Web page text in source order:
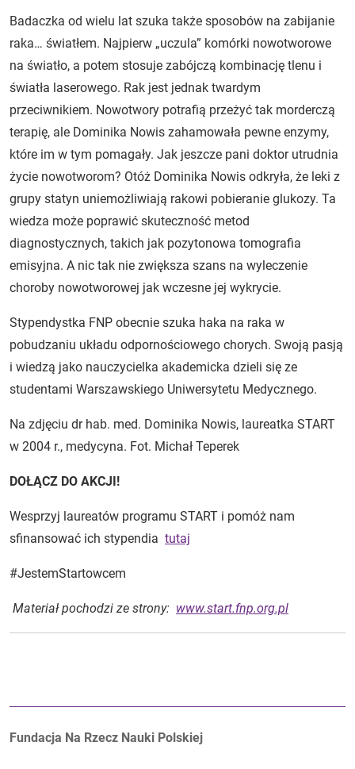
Badaczka od wielu lat szuka także sposobów na zabijanie
raka… światłem. Najpierw „uczula” komórki nowotworowe
na światło, a potem stosuje zabójczą kombinację tlenu i
światła laserowego. Rak jest jednak twardym
przeciwnikiem. Nowotwory potrafią przeżyć tak morderczą
terapię, ale Dominika Nowis zahamowała pewne enzymy,
które im w tym pomagały. Jak jeszcze pani doktor utrudnia
życie nowotworom? Otóż Dominika Nowis odkryła, że leki z
grupy statyn uniemożliwiają rakowi pobieranie glukozy. Ta
wiedza może poprawić skuteczność metod
diagnostycznych, takich jak pozytonowa tomografia
emisyjna. A nic tak nie zwiększa szans na wyleczenie
choroby nowotworowej jak wczesne jej wykrycie.
Stypendystka FNP obecnie szuka haka na raka w
pobudzaniu układu odpornościowego chorych. Swoją pasją
i wiedzą jako nauczycielka akademicka dzieli się ze
studentami Warszawskiego Uniwersytetu Medycznego.
Na zdjęciu dr hab. med. Dominika Nowis, laureatka START
w 2004 r., medycyna. Fot. Michał Teperek
DOŁĄCZ DO AKCJI!
Wesprzyj laureatów programu START i pomóż nam
sfinansować ich stypendia tutaj
#JestemStartowcem
Materiał pochodzi ze strony: www.start.fnp.org.pl
Autorzy:
Fundacja Na Rzecz Nauki Polskiej